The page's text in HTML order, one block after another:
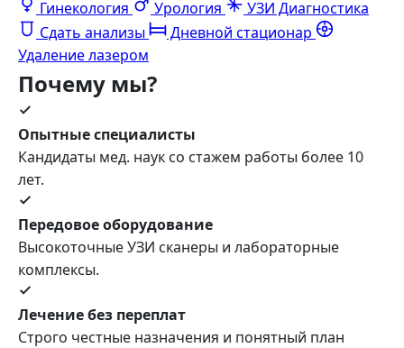
Гинекология Урология
УЗИ Диагностика
Сдать анализы
Дневной стационар
Удаление лазером
Почему мы?
Опытные специалисты
Кандидаты мед. наук со стажем работы более 10
лет.
Передовое оборудование
Высокоточные УЗИ сканеры и лабораторные
комплексы.
Лечение без переплат
Строго честные назначения и понятный план